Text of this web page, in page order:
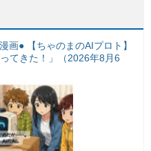
画● 【ちゃのまのAIプロト】
てきた！」（2026年8月6